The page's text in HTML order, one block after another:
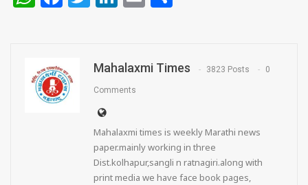
Mahalaxmi Times 3823 Posts 0
Comments
Mahalaxmi times is weekly Marathi news
paper.mainly working in three
Dist.kolhapur,sangli n ratnagiri.along with
print media we have face book pages,